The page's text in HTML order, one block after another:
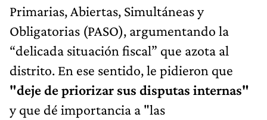
Primarias, Abiertas, Simultáneas y
Obligatorias (PASO), argumentando la
“delicada situación fiscal” que azota al
distrito. En ese sentido, le pidieron que
"deje de priorizar sus disputas internas"
y que dé importancia a "las